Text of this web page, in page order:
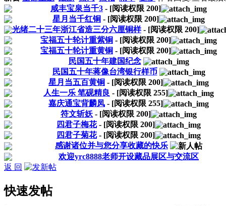
咸丰宝泉当千3 - [阅读权限 200]
星月当千红铜 - [阅读权限 200]
光绪二十三年浙江省造三分六厘铜样- [阅读权限 200]
宝福五十轮计重紫铜 - [阅读权限 200]
宝福五十轮计重黄铜 - [阅读权限 200]
民国五十年建国纪念
民国五十年蒋像台湾银行样币
星月当五百黄铜 - [阅读权限 200]
人生一乐 笔砚精良 - [阅读权限 255]
嘉庆通宝背麟凤 - [阅读权限 255]
符文斩妖 - [阅读权限 200]
四君子梅花- [阅读权限 200]
四君子菊花- [阅读权限 200]
感谢诸位并与您分享收藏的快乐
欢迎yrc8888老师开设藏品展区与交流区
返 回
快速发帖